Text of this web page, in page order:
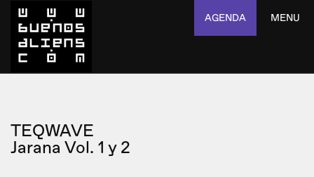
AGENDA MENU
TEQWAVE
Jarana Vol. 1 y 2